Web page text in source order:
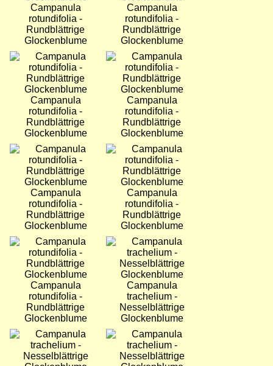
Campanula
rotundifolia -
Rundblättrige
Glockenblume
Campanula
rotundifolia -
Rundblättrige
Glockenblume
Bild
Campanula
rotundifolia -
Rundblättrige
Glockenblume
Bild
Campanula
rotundifolia -
Rundblättrige
Glockenblume
Bild
Campanula
rotundifolia -
Rundblättrige
Glockenblume
Bild
Campanula
rotundifolia -
Rundblättrige
Glockenblume
Bild
Campanula
rotundifolia -
Rundblättrige
Glockenblume
Bild
Campanula
trachelium -
Nesselblättrige
Glockenblume
Bild
Bild